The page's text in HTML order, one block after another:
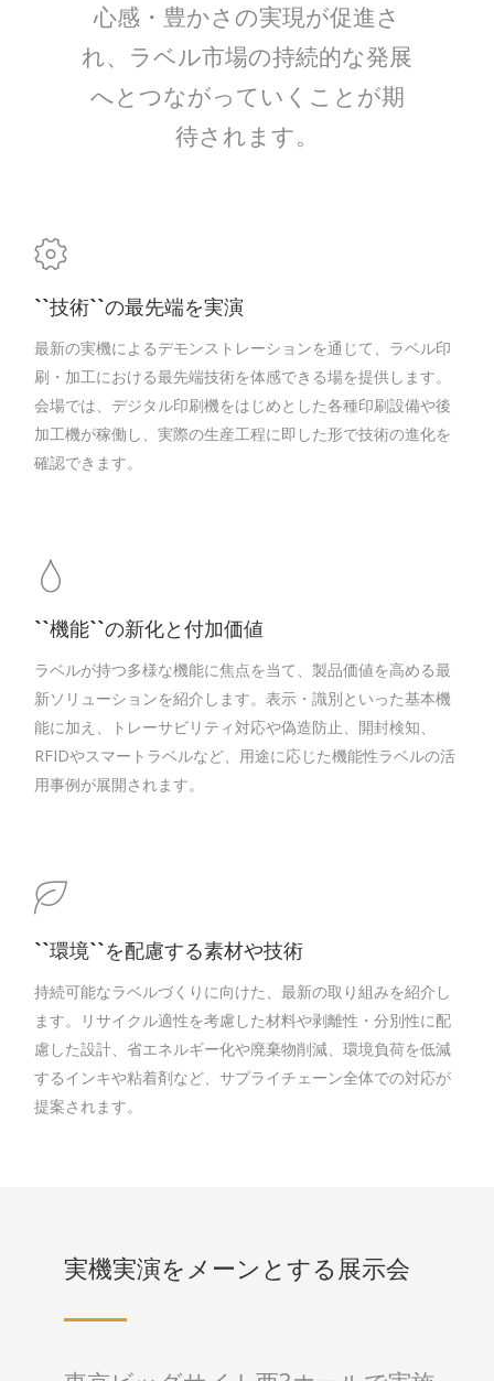
心感・豊かさの実現が促進さ
れ、ラベル市場の持続的な発展
へとつながっていくことが期
待されます。
``技術``の最先端を実演
最新の実機によるデモンストレーションを通じて、ラベル印
刷・加工における最先端技術を体感できる場を提供します。
会場では、デジタル印刷機をはじめとした各種印刷設備や後
加工機が稼働し、実際の生産工程に即した形で技術の進化を
確認できます。
``機能``の新化と付加価値
ラベルが持つ多様な機能に焦点を当て、製品価値を高める最
新ソリューションを紹介します。表示・識別といった基本機
能に加え、トレーサビリティ対応や偽造防止、開封検知、
RFIDやスマートラベルなど、用途に応じた機能性ラベルの活
用事例が展開されます。
``環境``を配慮する素材や技術
持続可能なラベルづくりに向けた、最新の取り組みを紹介し
ます。リサイクル適性を考慮した材料や剥離性・分別性に配
慮した設計、省エネルギー化や廃棄物削減、環境負荷を低減
するインキや粘着剤など、サプライチェーン全体での対応が
提案されます。
実機実演をメーンとする展示会